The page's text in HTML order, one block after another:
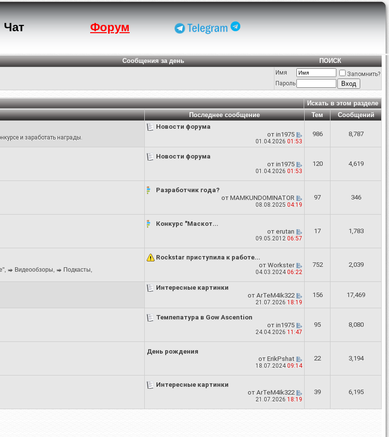
Чат Форум
Сообщения за день
ПОИСК
Имя
Запомнить?
Пароль
Искать в этом разделе
Последнее сообщение Тем Сообщений
и заработать награды.
Новости форума
от in1975
01.04.2026 01:53
986 8,787
Новости форума
от in1975
01.04.2026 01:53
120 4,619
Разработчик года?
от MAMKUNDOMINATOR
08.08.2025 04:19
97 346
Конкурс "Маскот...
от erutan
09.05.2012 06:57
17 1,783
, Видеообзоры, Подкасты,
Rockstar приступила к работе...
от Workster
04.03.2024 06:22
752 2,039
Интересные картинки
от ArTeM4Ik322
21.07.2026 18:19
156 17,469
Темпепатура в Gow Ascention
от in1975
24.04.2026 11:47
95 8,080
День рождения
от ErikPshat
18.07.2024 09:14
22 3,194
Интересные картинки
от ArTeM4Ik322
21.07.2026 18:19
39 6,195